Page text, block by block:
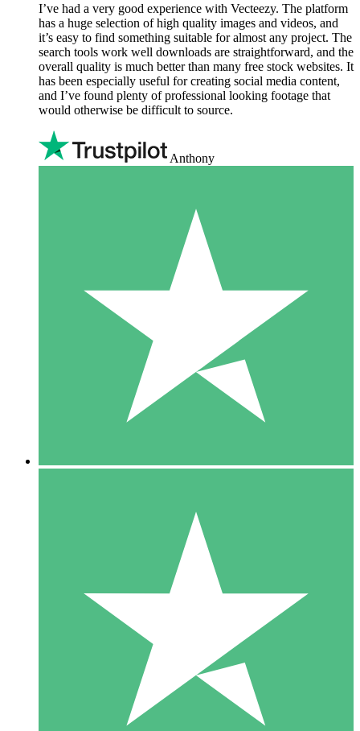
I’ve had a very good experience with Vecteezy. The platform
has a huge selection of high quality images and videos, and
it’s easy to find something suitable for almost any project. The
search tools work well downloads are straightforward, and the
overall quality is much better than many free stock websites. It
has been especially useful for creating social media content,
and I’ve found plenty of professional looking footage that
would otherwise be difficult to source.
Anthony